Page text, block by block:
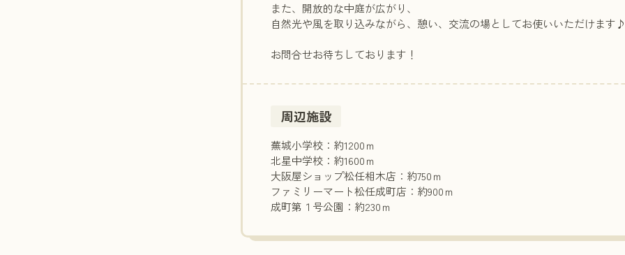
また、開放的な中庭が広がり、
自然光や風を取り込みながら、憩い、交流の場としてお使いいただけます
お問合せお待ちしております！
周辺施設
蕪城小学校：約1200ｍ
北星中学校：約1600ｍ
大阪屋ショップ松任相木店：約750ｍ
ファミリーマート松任成町店：約900ｍ
成町第１号公園：約230ｍ